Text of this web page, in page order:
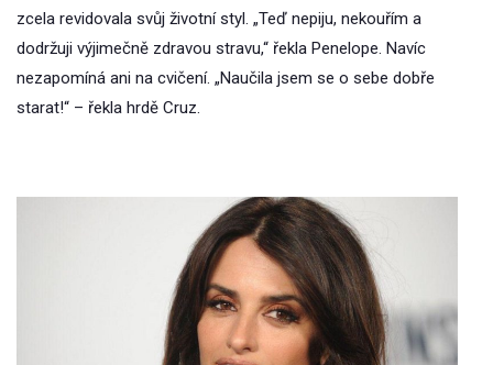
zcela revidovala svůj životní styl. „Teď nepiju, nekouřím a
dodržuji výjimečně zdravou stravu,“ řekla Penelope. Navíc
nezapomíná ani na cvičení. „Naučila jsem se o sebe dobře
starat!“ – řekla hrdě Cruz.